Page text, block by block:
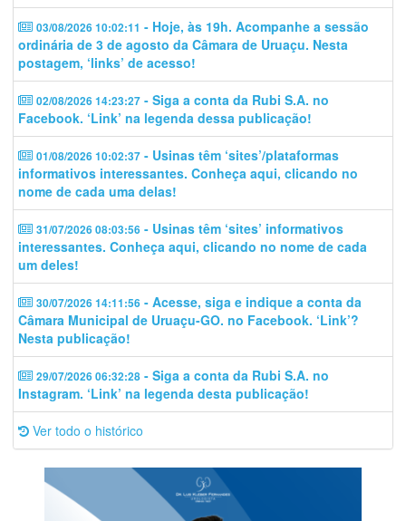
03/08/2026 10:02:11 - Hoje, às 19h. Acompanhe a sessão
ordinária de 3 de agosto da Câmara de Uruaçu. Nesta
postagem, ‘links’ de acesso!
02/08/2026 14:23:27 - Siga a conta da Rubi S.A. no
Facebook. ‘Link’ na legenda dessa publicação!
01/08/2026 10:02:37 - Usinas têm ‘sites’/plataformas
informativos interessantes. Conheça aqui, clicando no
nome de cada uma delas!
31/07/2026 08:03:56 - Usinas têm ‘sites’ informativos
interessantes. Conheça aqui, clicando no nome de cada
um deles!
30/07/2026 14:11:56 - Acesse, siga e indique a conta da
Câmara Municipal de Uruaçu-GO. no Facebook. ‘Link’?
Nesta publicação!
29/07/2026 06:32:28 - Siga a conta da Rubi S.A. no
Instagram. ‘Link’ na legenda desta publicação!
Ver todo o histórico